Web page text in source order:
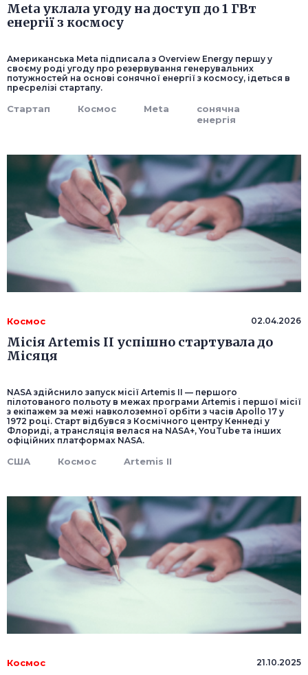
Meta уклала угоду на доступ до 1 ГВт
енергії з космосу
Американська Meta підписала з Overview Energy першу у
своєму роді угоду про резервування генерувальних
потужностей на основі сонячної енергії з космосу, ідеться в
пресрелізі стартапу.
Стартап Космос Meta
сонячна
енергія
Космос 02.04.2026
Місія Artemis II успішно стартувала до
Місяця
NASA здійснило запуск місії Artemis II — першого
пілотованого польоту в межах програми Artemis і першої місії
з екіпажем за межі навколоземної орбіти з часів Apollo 17 у
1972 році. Старт відбувся з Космічного центру Кеннеді у
Флориді, а трансляція велася на NASA+, YouTube та інших
офіційних платформах NASA.
США Космос Artemis II
Космос 21.10.2025